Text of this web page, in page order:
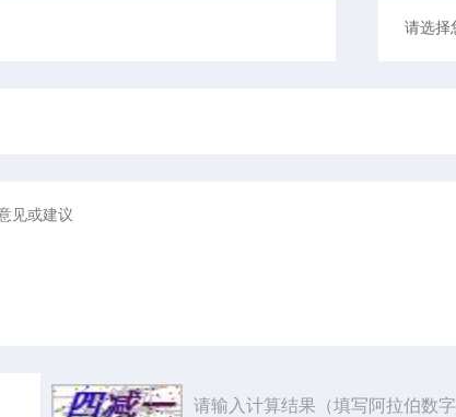
请输入计算结果（填写阿拉伯数